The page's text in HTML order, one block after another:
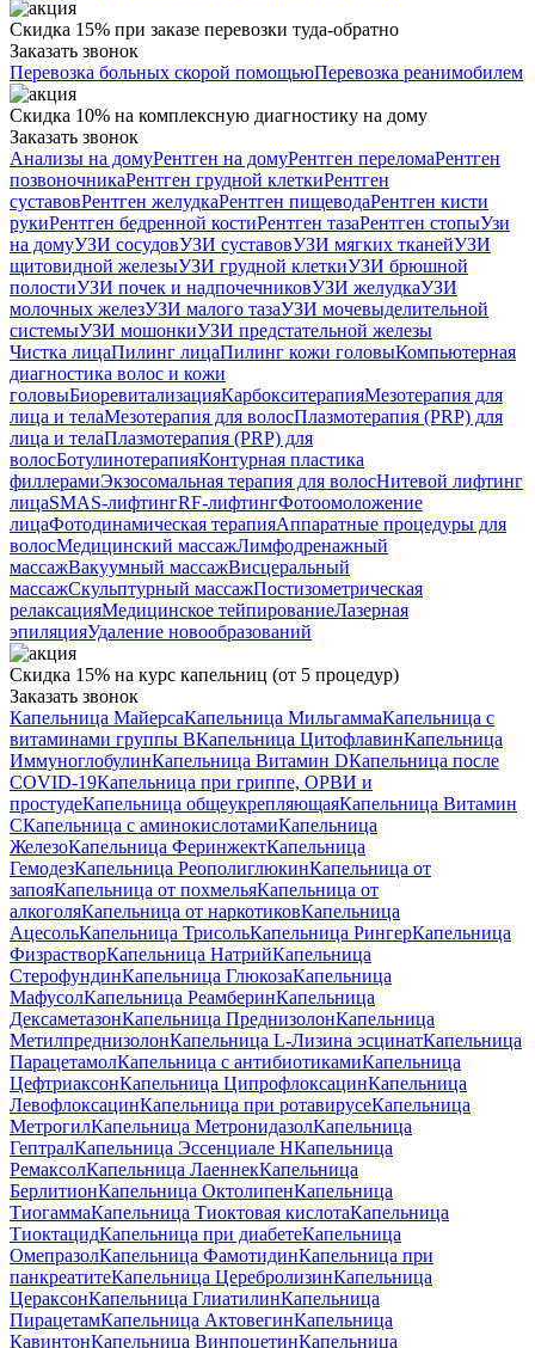
Скидка 15% при заказе перевозки туда-обратно
Заказать звонок
Перевозка больных скорой помощьюПеревозка реанимобилем
Скидка 10% на комплексную диагностику на дому
Заказать звонок
Анализы на домуРентген на домуРентген переломаРентген
позвоночникаРентген грудной клеткиРентген
суставовРентген желудкаРентген пищеводаРентген кисти
рукиРентген бедренной костиРентген тазаРентген стопыУзи
на домуУЗИ сосудовУЗИ суставовУЗИ мягких тканейУЗИ
щитовидной железыУЗИ грудной клеткиУЗИ брюшной
полостиУЗИ почек и надпочечниковУЗИ желудкаУЗИ
молочных железУЗИ малого тазаУЗИ мочевыделительной
системыУЗИ мошонкиУЗИ предстательной железы
Чистка лицаПилинг лицаПилинг кожи головыКомпьютерная
диагностика волос и кожи
головыБиоревитализацияКарбокситерапияМезотерапия для
лица и телаМезотерапия для волосПлазмотерапия (PRP) для
лица и телаПлазмотерапия (PRP) для
волосБотулинотерапияКонтурная пластика
филлерамиЭкзосомальная терапия для волосНитевой лифтинг
лицаSMAS-лифтингRF-лифтингФотоомоложение
лицаФотодинамическая терапияАппаратные процедуры для
волосМедицинский массажЛимфодренажный
массажВакуумный массажВисцеральный
массажСкульптурный массажПостизометрическая
релаксацияМедицинское тейпированиеЛазерная
эпиляцияУдаление новообразований
Скидка 15% на курс капельниц (от 5 процедур)
Заказать звонок
Капельница МайерсаКапельница МильгаммаКапельница с
витаминами группы BКапельница ЦитофлавинКапельница
ИммуноглобулинКапельница Витамин DКапельница после
COVID-19Капельница при гриппе, ОРВИ и
простудеКапельница общеукрепляющаяКапельница Витамин
CКапельница с аминокислотамиКапельница
ЖелезоКапельница ФеринжектКапельница
ГемодезКапельница РеополиглюкинКапельница от
запояКапельница от похмельяКапельница от
алкоголяКапельница от наркотиковКапельница
АцесольКапельница ТрисольКапельница РингерКапельница
ФизрастворКапельница НатрийКапельница
СтерофундинКапельница ГлюкозаКапельница
МафусолКапельница РеамберинКапельница
ДексаметазонКапельница ПреднизолонКапельница
МетилпреднизолонКапельница L-Лизина эсцинатКапельница
ПарацетамолКапельница с антибиотикамиКапельница
ЦефтриаксонКапельница ЦипрофлоксацинКапельница
ЛевофлоксацинКапельница при ротавирусеКапельница
МетрогилКапельница МетронидазолКапельница
ГептралКапельница Эссенциале НКапельница
РемаксолКапельница ЛаеннекКапельница
БерлитионКапельница ОктолипенКапельница
ТиогаммаКапельница Тиоктовая кислотаКапельница
ТиоктацидКапельница при диабетеКапельница
ОмепразолКапельница ФамотидинКапельница при
панкреатитеКапельница ЦеребролизинКапельница
ЦераксонКапельница ГлиатилинКапельница
ПирацетамКапельница АктовегинКапельница
КавинтонКапельница ВинпоцетинКапельница